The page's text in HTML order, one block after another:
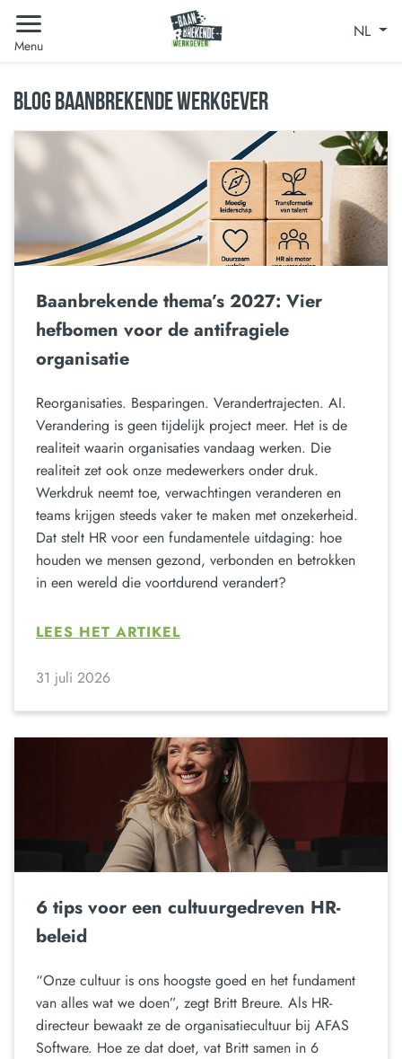
Menu
NL
BLOG BAANBREKENDE WERKGEVER
Baanbrekende thema’s 2027: Vier
hefbomen voor de antifragiele
organisatie
Reorganisaties. Besparingen. Verandertrajecten. AI.
Verandering is geen tijdelijk project meer. Het is de
realiteit waarin organisaties vandaag werken. Die
realiteit zet ook onze medewerkers onder druk.
Werkdruk neemt toe, verwachtingen veranderen en
teams krijgen steeds vaker te maken met onzekerheid.
Dat stelt HR voor een fundamentele uitdaging: hoe
houden we mensen gezond, verbonden en betrokken
in een wereld die voortdurend verandert?
LEES HET ARTIKEL
31 juli 2026
6 tips voor een cultuurgedreven HR-
beleid
“Onze cultuur is ons hoogste goed en het fundament
van alles wat we doen”, zegt Britt Breure. Als HR-
directeur bewaakt ze de organisatiecultuur bij AFAS
Software. Hoe ze dat doet, vat Britt samen in 6